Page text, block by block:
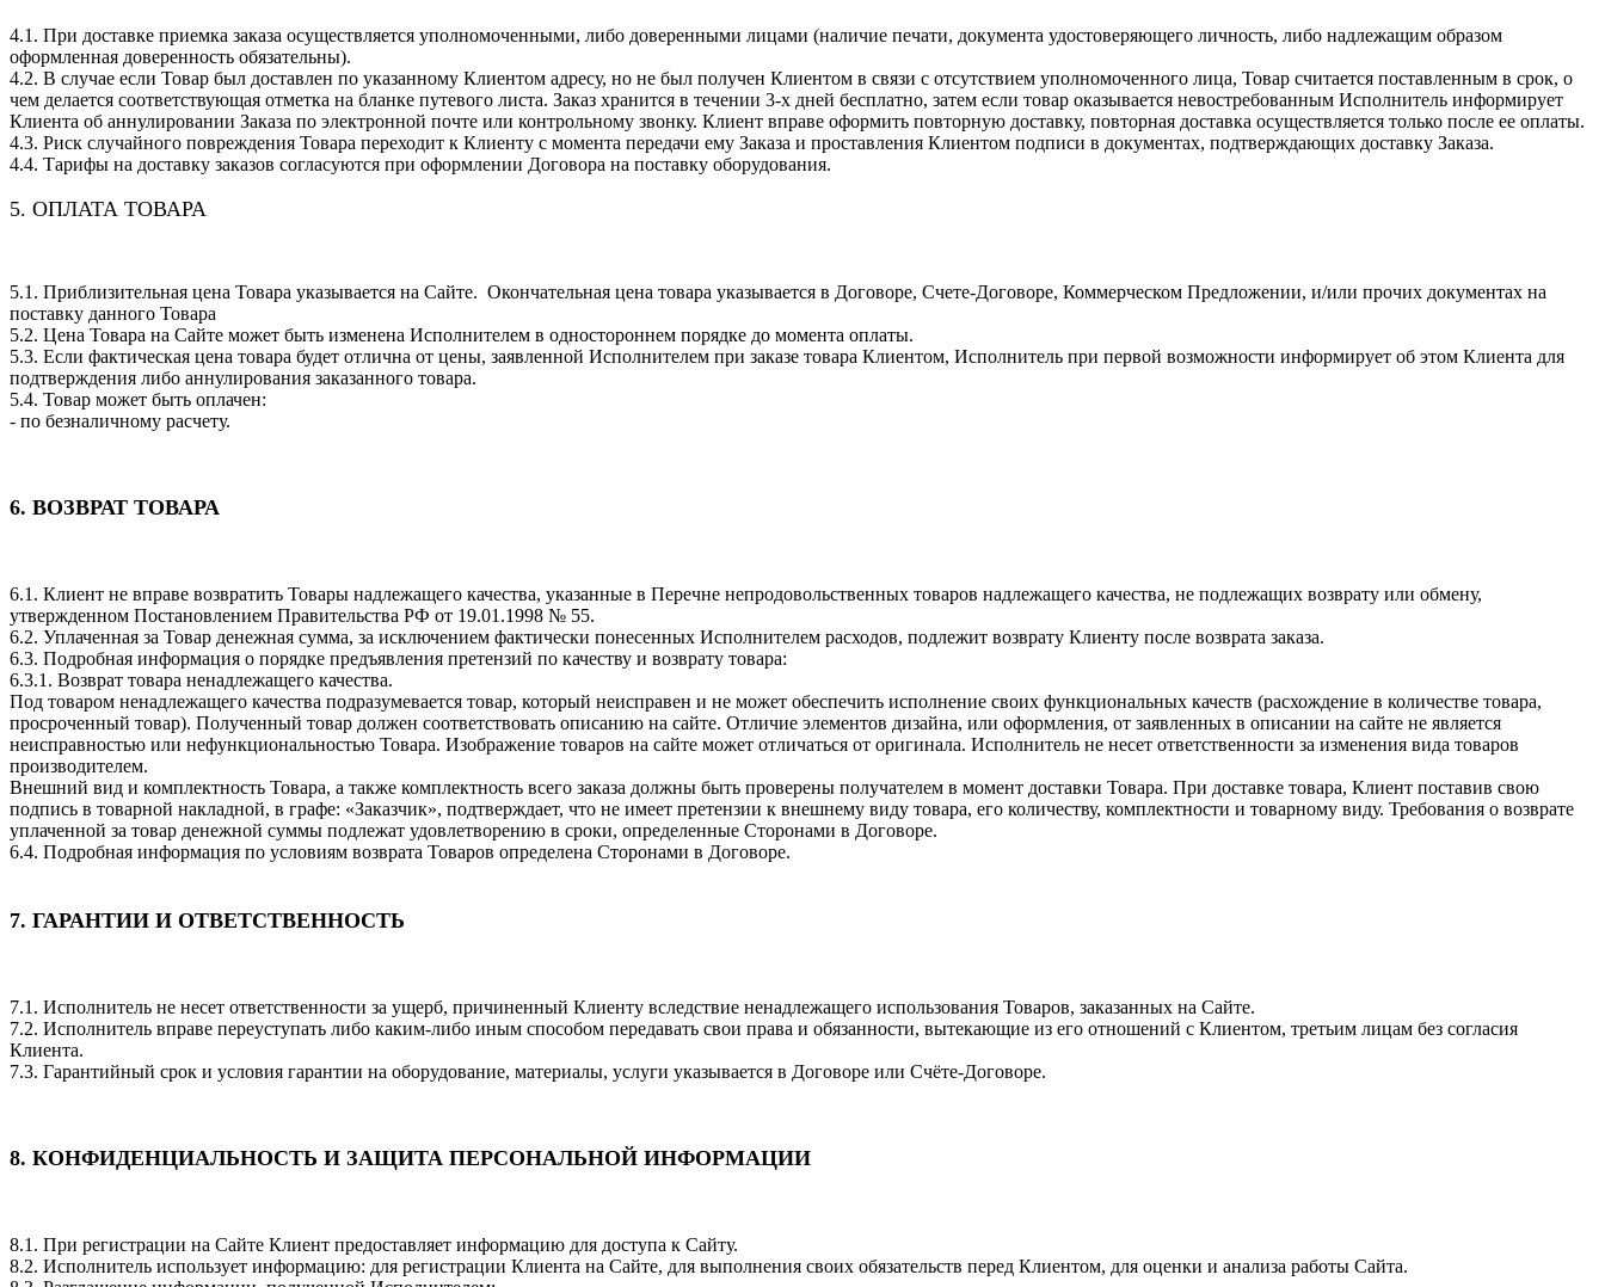
4.1. При доставке приемка заказа осуществляется уполномоченными, либо доверенными лицами (наличие печати, документа удостоверяющего личность, либо надлежащим образом
оформленная доверенность обязательны).
4.2. В случае если Товар был доставлен по указанному Клиентом адресу, но не был получен Клиентом в связи с отсутствием уполномоченного лица, Товар считается поставленным в срок, о
чем делается соответствующая отметка на бланке путевого листа. Заказ хранится в течении 3-х дней бесплатно, затем если товар оказывается невостребованным Исполнитель информирует
Клиента об аннулировании Заказа по электронной почте или контрольному звонку. Клиент вправе оформить повторную доставку, повторная доставка осуществляется только после ее оплаты.
4.3. Риск случайного повреждения Товара переходит к Клиенту с момента передачи ему Заказа и проставления Клиентом подписи в документах, подтверждающих доставку Заказа.
4.4. Тарифы на доставку заказов согласуются при оформлении Договора на поставку оборудования.
5. ОПЛАТА ТОВАРА
5.1. Приблизительная цена Товара указывается на Сайте. Окончательная цена товара указывается в Договоре, Счете-Договоре, Коммерческом Предложении, и/или прочих документах на
поставку данного Товара
5.2. Цена Товара на Сайте может быть изменена Исполнителем в одностороннем порядке до момента оплаты.
5.3. Если фактическая цена товара будет отлична от цены, заявленной Исполнителем при заказе товара Клиентом, Исполнитель при первой возможности информирует об этом Клиента для
подтверждения либо аннулирования заказанного товара.
5.4. Товар может быть оплачен:
- по безналичному расчету.
6. ВОЗВРАТ ТОВАРА
6.1. Клиент не вправе возвратить Товары надлежащего качества, указанные в Перечне непродовольственных товаров надлежащего качества, не подлежащих возврату или обмену,
утвержденном Постановлением Правительства РФ от 19.01.1998 № 55.
6.2. Уплаченная за Товар денежная сумма, за исключением фактически понесенных Исполнителем расходов, подлежит возврату Клиенту после возврата заказа.
6.3. Подробная информация о порядке предъявления претензий по качеству и возврату товара:
6.3.1. Возврат товара ненадлежащего качества.
Под товаром ненадлежащего качества подразумевается товар, который неисправен и не может обеспечить исполнение своих функциональных качеств (расхождение в количестве товара,
просроченный товар). Полученный товар должен соответствовать описанию на сайте. Отличие элементов дизайна, или оформления, от заявленных в описании на сайте не является
неисправностью или нефункциональностью Товара. Изображение товаров на сайте может отличаться от оригинала. Исполнитель не несет ответственности за изменения вида товаров
производителем.
Внешний вид и комплектность Товара, а также комплектность всего заказа должны быть проверены получателем в момент доставки Товара. При доставке товара, Клиент поставив свою
подпись в товарной накладной, в графе: «Заказчик», подтверждает, что не имеет претензии к внешнему виду товара, его количеству, комплектности и товарному виду. Требования о возврате
уплаченной за товар денежной суммы подлежат удовлетворению в сроки, определенные Сторонами в Договоре.
6.4. Подробная информация по условиям возврата Товаров определена Сторонами в Договоре.
7. ГАРАНТИИ И ОТВЕТСТВЕННОСТЬ
7.1. Исполнитель не несет ответственности за ущерб, причиненный Клиенту вследствие ненадлежащего использования Товаров, заказанных на Сайте.
7.2. Исполнитель вправе переуступать либо каким-либо иным способом передавать свои права и обязанности, вытекающие из его отношений с Клиентом, третьим лицам без согласия
Клиента.
7.3. Гарантийный срок и условия гарантии на оборудование, материалы, услуги указывается в Договоре или Счёте-Договоре.
8. КОНФИДЕНЦИАЛЬНОСТЬ И ЗАЩИТА ПЕРСОНАЛЬНОЙ ИНФОРМАЦИИ
8.1. При регистрации на Сайте Клиент предоставляет информацию для доступа к Сайту.
8.2. Исполнитель использует информацию: для регистрации Клиента на Сайте, для выполнения своих обязательств перед Клиентом, для оценки и анализа работы Сайта.